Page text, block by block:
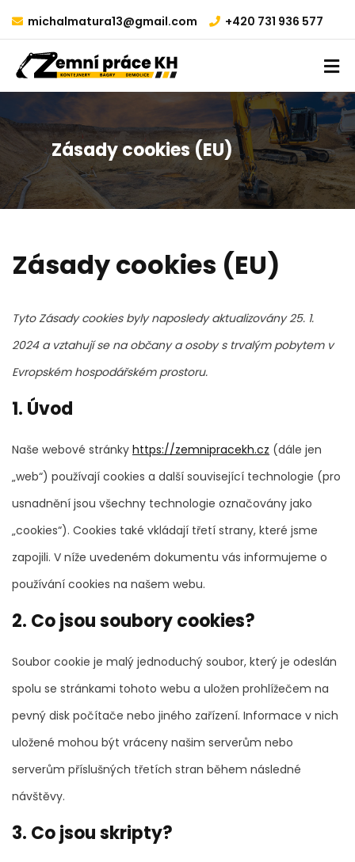
michalmatura13@gmail.com +420 731 936 577
Zásady cookies (EU)
Zásady cookies (EU)
Tyto Zásady cookies byly naposledy aktualizovány 25. 1.
2024 a vztahují se na občany a osoby s trvalým pobytem v
Evropském hospodářském prostoru.
1. Úvod
Naše webové stránky https://zemnipracekh.cz (dále jen
„web“) používají cookies a další související technologie (pro
usnadnění jsou všechny technologie označovány jako
„cookies“). Cookies také vkládají třetí strany, které jsme
zapojili. V níže uvedeném dokumentu vás informujeme o
používání cookies na našem webu.
2. Co jsou soubory cookies?
Soubor cookie je malý jednoduchý soubor, který je odeslán
spolu se stránkami tohoto webu a uložen prohlížečem na
pevný disk počítače nebo jiného zařízení. Informace v nich
uložené mohou být vráceny našim serverům nebo
serverům příslušných třetích stran během následné
návštěvy.
3. Co jsou skripty?